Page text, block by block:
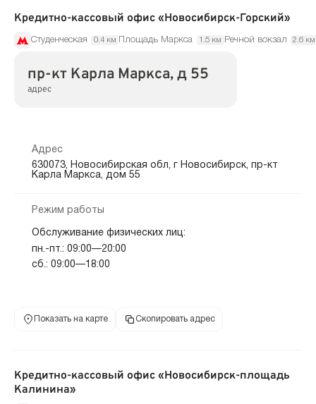
Кредитно-кассовый офис «Новосибирск-Горский»
Студенческая 0.4 км Площадь Маркса 1.5 км Речной вокзал 2.6 км
пр-кт Карла Маркса, д 55
адрес
Адрес
630073, Новосибирская обл, г Новосибирск, пр-кт
Карла Маркса, дом 55
Режим работы
Обслуживание физических лиц:
пн.-пт.: 09:00—20:00
сб.: 09:00—18:00
Показать на карте Скопировать адрес
Кредитно-кассовый офис «Новосибирск-площадь
Калинина»